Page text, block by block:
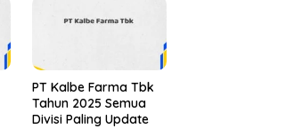
PT Kalbe Farma Tbk
Tahun 2025 Semua
Divisi Paling Update